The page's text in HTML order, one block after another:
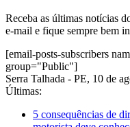
Receba as últimas notícias
e-mail e fique sempre bem
[email-posts-subscribers
group="Public"]
Serra Talhada - PE, 10 de
Últimas:
5 consequências de